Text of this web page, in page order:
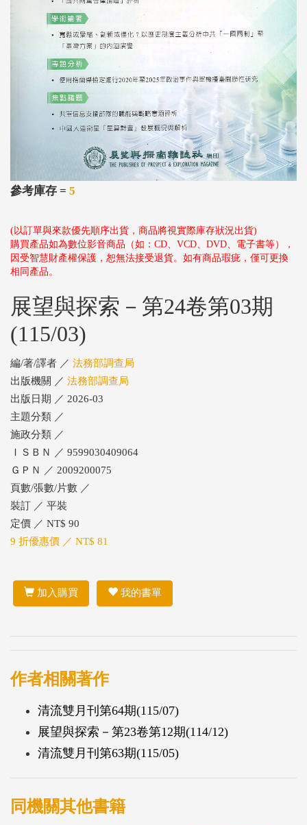
參考庫存 = 5
(以訂單與來款優先順序出貨，商品將視實際庫存狀況出貨)
購買產品如為數位影音商品（如：CD、VCD、DVD、電子書等），
因受智慧財產權保護，恕無法接受退貨。如有商品瑕疵，僅可更換
相同產品。
展望與探索－第24卷第03期
(115/03)
編/著/譯者 ／ 法務部調查局
出版機關 ／ 法務部調查局
出版日期 ／ 2026-03
主題分類 ／
施政分類 ／
ＩＳＢＮ ／ 9599030409064
ＧＰＮ ／ 2009200075
頁數/張數/片數 ／
裝訂 ／ 平裝
定價 ／ NT$ 90
9 折優惠價 ／ NT$ 81
加入購買 我的書單
作者相關著作
清流雙月刊第64期(115/07)
展望與探索－第23卷第12期(114/12)
清流雙月刊第63期(115/05)
同機關其他書籍